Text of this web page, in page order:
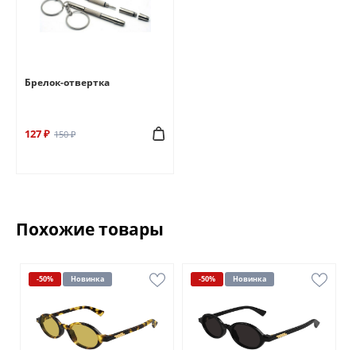
Брелок-отвертка
127 ₽ 150 ₽
Похожие товары
-50% Новинка -50% Новинка